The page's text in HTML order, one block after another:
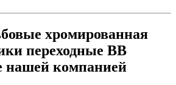
хромированная
переходные ВВ
нашей компанией